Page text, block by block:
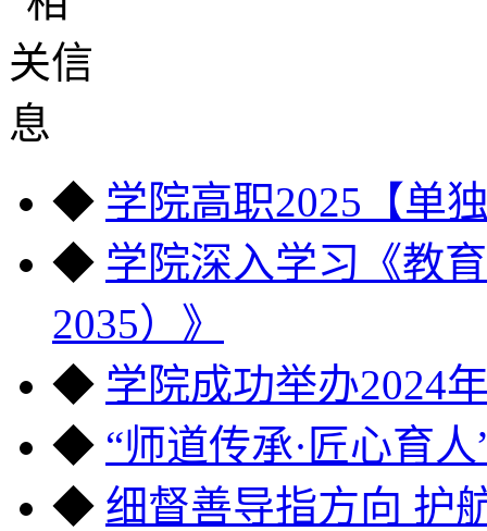
◆ 学院高职2025【单
◆ 学院深入学习《教
2035）》
◆ 学院成功举办2024
◆ “师道传承·匠心育
◆ 细督善导指方向 护